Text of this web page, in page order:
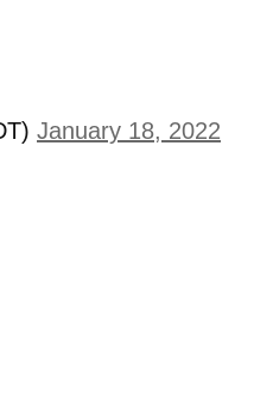
January 18, 2022